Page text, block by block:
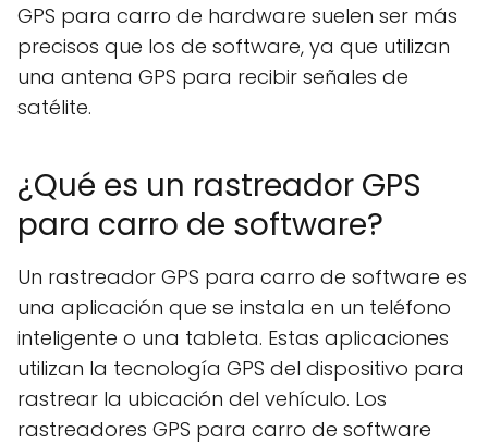
GPS para carro de hardware suelen ser más
precisos que los de software, ya que utilizan
una antena GPS para recibir señales de
satélite.
¿Qué es un rastreador GPS
para carro de software?
Un rastreador GPS para carro de software es
una aplicación que se instala en un teléfono
inteligente o una tableta. Estas aplicaciones
utilizan la tecnología GPS del dispositivo para
rastrear la ubicación del vehículo. Los
rastreadores GPS para carro de software